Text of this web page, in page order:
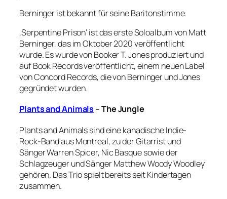
Berninger ist bekannt für seine Baritonstimme.
‚Serpentine Prison‘ ist das erste Soloalbum von Matt
Berninger, das im Oktober 2020 veröffentlicht
wurde. Es wurde von Booker T. Jones produziert und
auf Book Records veröffentlicht, einem neuen Label
von Concord Records, die von Berninger und Jones
gegründet wurden.
Plants and Animals– The Jungle
Plants and Animals sind eine kanadische Indie-
Rock-Band aus Montreal, zu der Gitarrist und
Sänger Warren Spicer, Nic Basque sowie der
Schlagzeuger und Sänger Matthew Woody Woodley
gehören. Das Trio spielt bereits seit Kindertagen
zusammen.